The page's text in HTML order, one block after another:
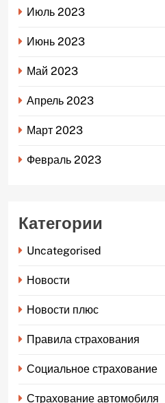
Июль 2023
Июнь 2023
Май 2023
Апрель 2023
Март 2023
Февраль 2023
Категории
Uncategorised
Новости
Новости плюс
Правила страхования
Социальное страхование
Страхование автомобиля